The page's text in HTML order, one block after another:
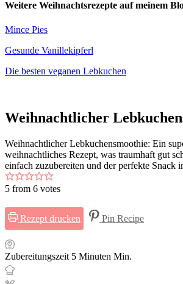
Weitere Weihnachtsrezepte auf meinem
Mince Pies
Gesunde Vanillekipferl
Die besten veganen Lebkuchen
Weihnachtlicher
Weihnachtlicher Lebkuchensmoothie: Ein
weihnachtliches Rezept, was traumhaft gut
einfach zuzubereiten und der perfekte Snack
5 from 6 votes
Rezept drucken Pin Recipe
Zubereitungszeit 5 Minuten Min.